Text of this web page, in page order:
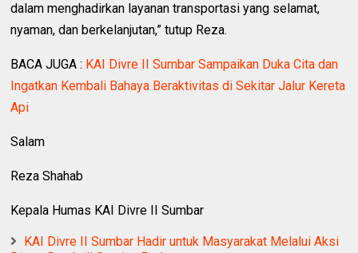
dalam menghadirkan layanan transportasi yang selamat,
nyaman, dan berkelanjutan,” tutup Reza.
BACA JUGA : KAI Divre II Sumbar Sampaikan Duka Cita dan
Ingatkan Kembali Bahaya Beraktivitas di Sekitar Jalur Kereta
Api
Salam
Reza Shahab
Kepala Humas KAI Divre II Sumbar
KAI Divre II Sumbar Hadir untuk Masyarakat Melalui Aksi